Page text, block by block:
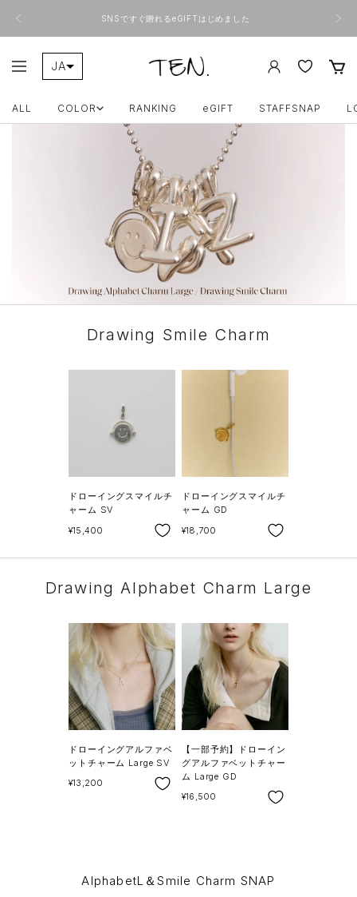
る
SNSですぐ贈れるeGIFTはじめました
へ
ナ
ー
シ
JA
ONLINE
TEN.
ALL COLOR RANKING eGIFT STAFFSNAP
Drawing Smile Charm
ドローイングスマイルチ
ャーム SV
SALE
¥15,400
ドローイングスマイルチ
ャーム GD
SALE
¥18,700
Drawing Alphabet Charm Large
ドローイングアルファベ
ットチャーム Large SV
SALE
¥13,200
【一部予約】ドローイン
グアルファベットチャー
ム Large GD
SALE
¥16,500
AlphabetL＆Smile Charm SNAP